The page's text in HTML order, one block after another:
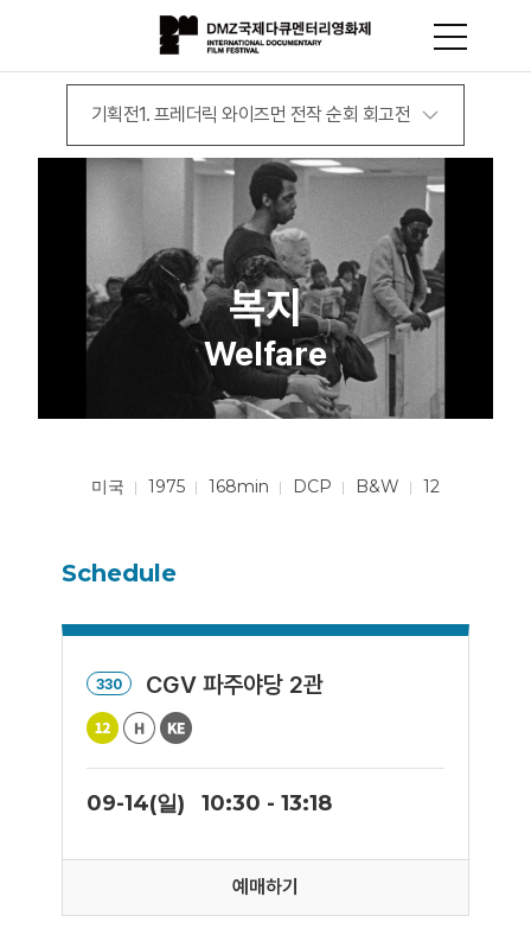
기획전1. 프레더릭 와이즈먼 전작 순회 회고전
복지
Welfare
미국 1975 168min DCP B&W 12
Schedule
330 CGV 파주야당 2관
09-14(일) 10:30 - 13:18
예매하기